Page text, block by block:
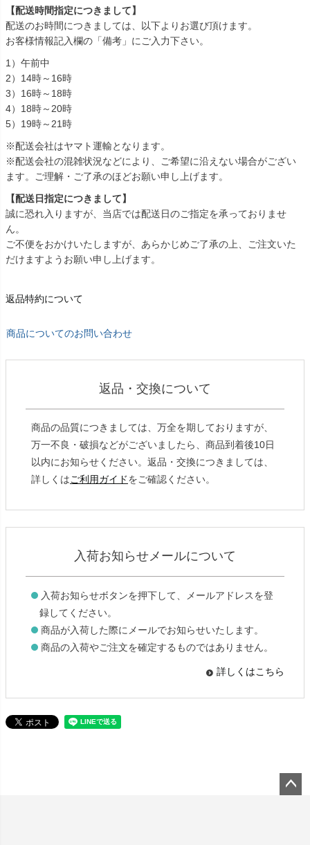
【配送時間指定につきまして】
配送のお時間につきましては、以下よりお選び頂けます。
お客様情報記入欄の「備考」にご入力下さい。
1）午前中
2）14時～16時
3）16時～18時
4）18時～20時
5）19時～21時
※配送会社はヤマト運輸となります。
※配送会社の混雑状況などにより、ご希望に沿えない場合がござい
ます。ご理解・ご了承のほどお願い申し上げます。
【配送日指定につきまして】
誠に恐れ入りますが、当店では配送日のご指定を承っておりませ
ん。
ご不便をおかけいたしますが、あらかじめご了承の上、ご注文いた
だけますようお願い申し上げます。
返品特約について
商品についてのお問い合わせ
返品・交換について
商品の品質につきましては、万全を期しておりますが、
万一不良・破損などがございましたら、商品到着後10日
以内にお知らせください。返品・交換につきましては、
詳しくはご利用ガイドをご確認ください。
入荷お知らせメールについて
入荷お知らせボタンを押下して、メールアドレスを登
録してください。
商品が入荷した際にメールでお知らせいたします。
商品の入荷やご注文を確定するものではありません。
詳しくはこちら